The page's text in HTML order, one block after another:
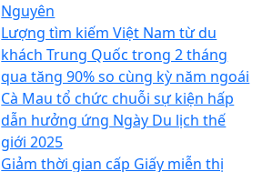
Nguyên
Lượng tìm kiếm Việt Nam từ du
khách Trung Quốc trong 2 tháng
qua tăng 90% so cùng kỳ năm ngoái
Cà Mau tổ chức chuỗi sự kiện hấp
dẫn hưởng ứng Ngày Du lịch thế
giới 2025
Giảm thời gian cấp Giấy miễn thị